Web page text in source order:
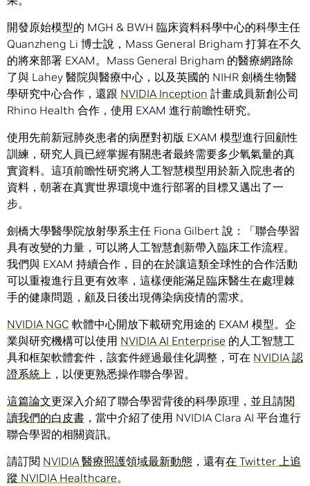
開發原始模型的 MGH & BWH 臨床資料科學中心的科學主任
Quanzheng Li 博士說，Mass General Brigham 打算在不久
的將來部署 EXAM。Mass General Brigham 的醫療網路除
了與 Lahey 醫院與醫療中心，以及英國的 NIHR 劍橋生物醫
學研究中心合作，還跟 NVIDIA Inception 計畫成員新創公司
Rhino Health 合作，使用 EXAM 進行前瞻性研究。
使用先前新冠肺炎患者的病歷對初版 EXAM 模型進行回顧性
訓練，研究人員已經掌握有關患者最終需要多少氧氣量的真
實資料。這項前瞻性研究將人工智慧模型用於新入院患者的
資料，朝著在真實世界環境中進行部署的目標又邁出了一
步。
劍橋大學醫學院放射學系主任 Fiona Gilbert 說：「聯合學習
具有改變的力量，可以將人工智慧創新帶入臨床工作流程。
我們與 EXAM 持續合作，目的在於讓這類全球性的合作活動
可以重複進行且更有效率，這樣便能滿足臨床醫生在處理棘
手的健康問題，顧及日後出現傳染病疫情的需求。
NVIDIA NGC 軟體中心開放下載研究用途的 EXAM 模型。企
業與研究機構可以使用 NVIDIA AI Enterprise 的人工智慧工
具和框架軟體套件，該套件經過最佳化調整，可在 NVIDIA 認
證系統上，以便更熟悉操作聯合學習。
這篇論文更深入介紹了聯合學習背後的科學原理，並且請閱
讀我們的白皮書 ，當中介紹了使用 NVIDIA Clara AI 平台進行
聯合學習的相關資訊。
請訂閱 NVIDIA 醫療照護領域最新動態 ，還有在 Twitter 上追
蹤 NVIDIA Healthcare。